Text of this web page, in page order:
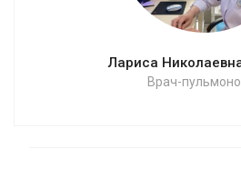
Лариса
Врач-